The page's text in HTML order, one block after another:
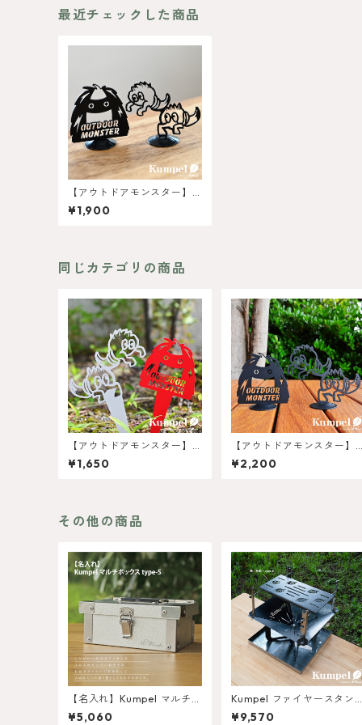
最近チェックした商品
【アウトドアモンスター】
マグネットSmall
¥1,900
同じカテゴリの商品
【アウトドアモンスター】
ガーデンピック
¥1,650
【アウトドアモンスター】
マグネットBig
¥2,200
その他の商品
【名入れ】Kumpel マルチボ
ックス type-S
¥5,060
Kumpel ファイヤースタン
鉄(黒皮) type-S
¥9,570